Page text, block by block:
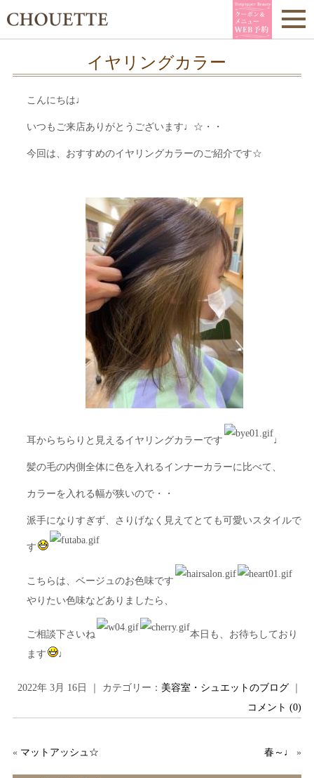
イヤリングカラー
こんにちは♩
いつもご来店ありがとうございます♩☆・・
今回は、おすすめのイヤリングカラーのご紹介です☆
耳からちらりと見えるイヤリングカラーです ♩
髪の毛の内側全体に色を入れるインナーカラーに比べて、
カラーを入れる幅が狭いので・・
派手になりすぎず、さりげなく見えてとても可愛いスタイルで
す
こちらは、ベージュのお色味です
やりたい色味などありましたら、
ご相談下さいね
本日も、お待ちしており
ます
♩
2022年 3月 16日 ｜ カテゴリー： 美容室・シュエットのブログ
コメント (0)
« マットアッシュ☆ 春～♩ »